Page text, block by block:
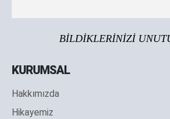
BİLDİKLERİNİZİ
KURUMSAL
Hakkımızda
Hikayemiz